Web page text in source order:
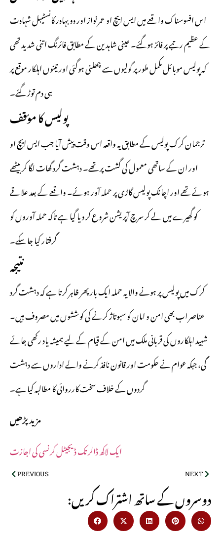
اس افسوسناک واقعے میں ایس ایچ او عمر نواز اور دو بہادر کانسٹیبل شہادت
کے عظیم رتبے پر فائز ہوگئے۔ عینی شاہدین کے مطابق فائرنگ اتنی شدید تھی
کہ پولیس موبائل مکمل طور پر گولیوں سے چھلنی ہوگئی اور تینوں اہلکار موقع پر
ہی دم توڑ گئے۔
پولیس کا مؤقف
ترجمان کرک پولیس کے مطابق یہ واقعہ اس وقت پیش آیا جب ایس ایچ او
اور ان کے ساتھی معمول کی گشت پر تھے۔ دہشت گرد گھات لگا کر بیٹھے
ہوئے تھے اور اچانک پولیس گاڑی پر حملہ آور ہوئے۔ واقعے کے بعد علاقے
کو گھیرے میں لے کر سرچآپریشنشروع کر دیا گیا ہے تاکہ حملہ آوروں کو
گرفتار کیا جا سکے۔
نتیجہ
کرک میں پولیس پر ہونے والا یہ حملہ ایک بار پھر ظاہر کرتا ہے کہ دہشت گرد
عناصر اب بھی امن و امان کو سبوتاژ کرنے کی کوششوں میں مصروف ہیں۔
شہید اہلکاروں کی قربانی ملک میں امن کے قیام کے لیے ہمیشہ یاد رکھی جائے
گی، جبکہ عوام نے حکومت اور قانون نافذ کرنے والے اداروں سے دہشت
گردوں کے خلاف سخت کارروائی کا مطالبہ کیا ہے۔
مزید پڑھیں
ایک لاکھ ڈالر تک ڈیجیٹل کرنسی کی اجازت
PREVIOUS NEXT
:دوسروں کے ساتھ اشتراک کریں